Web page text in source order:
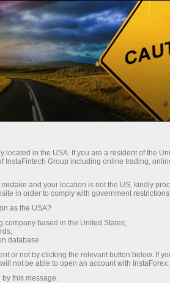
InstaForex Dokumen utama
utama
ini, anda bisa menemukan
yang mengatur hubungan
dan para kliennya. Kami
bahwa anda menyimak
dengan teliti dan penuh
dokumen ini memberikan
lingkup aktivitas, hak-hak,
para broker dan kliennya.
located in the USA. If you are a resident of the
InstaFintech Group including online trading,
and your location is not the US, kindly
in order to comply with government
as the USA?
company based in the United States;
database.
or not by clicking the relevant button below. If
not be able to open an account with InstaForex
this message.